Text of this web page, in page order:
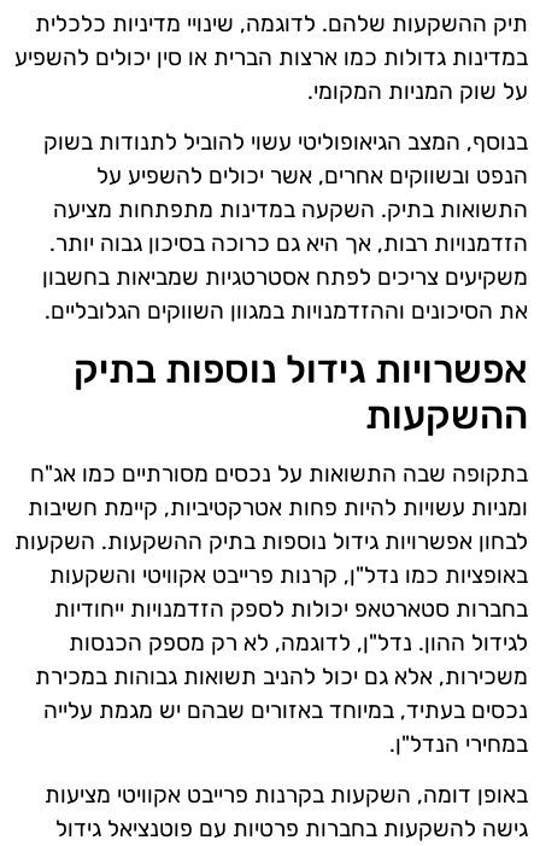
תיק ההשקעות שלהם. לדוגמה, שינויי מדיניות כלכלית
במדינות גדולות כמו ארצות הברית או סין יכולים להשפיע
על שוק המניות המקומי.
בנוסף, המצב הגיאופוליטי עשוי להוביל לתנודות בשוק
הנפט ובשווקים אחרים, אשר יכולים להשפיע על
התשואות בתיק. השקעה במדינות מתפתחות מציעה
הזדמנויות רבות, אך היא גם כרוכה בסיכון גבוה יותר.
משקיעים צריכים לפתח אסטרטגיות שמביאות בחשבון
את הסיכונים וההזדמנויות במגוון השווקים הגלובליים.
אפשרויות גידול נוספות בתיק
ההשקעות
בתקופה שבה התשואות על נכסים מסורתיים כמו אג"ח
ומניות עשויות להיות פחות אטרקטיביות, קיימת חשיבות
לבחון אפשרויות גידול נוספות בתיק ההשקעות. השקעות
באופציות כמו נדל"ן, קרנות פרייבט אקוויטי והשקעות
בחברות סטארטאפ יכולות לספק הזדמנויות ייחודיות
לגידול ההון. נדל"ן, לדוגמה, לא רק מספק הכנסות
משכירות, אלא גם יכול להניב תשואות גבוהות במכירת
נכסים בעתיד, במיוחד באזורים שבהם יש מגמת עלייה
במחירי הנדל"ן.
באופן דומה, השקעות בקרנות פרייבט אקוויטי מציעות
גישה להשקעות בחברות פרטיות עם פוטנציאל גידול